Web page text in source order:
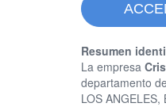
Resumen
La empresa
departamento
LOS ANGELES,